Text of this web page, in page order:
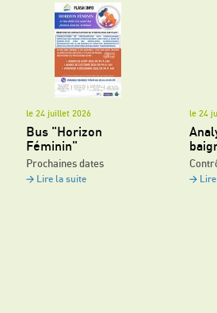
le 24 juillet 2026
Bus "Horizon
Féminin"
Prochaines dates
Lire la suite
le 24